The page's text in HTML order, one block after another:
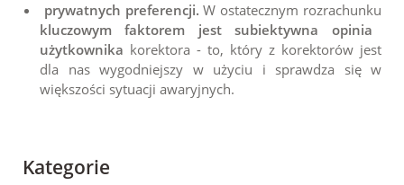
prywatnych preferencji.W ostatecznym rozrachunku
kluczowym faktorem jest subiektywna opinia
użytkownika korektora - to, który z korektorów jest
dla nas wygodniejszy w użyciu i sprawdza się w
większości sytuacji awaryjnych.
Kategorie